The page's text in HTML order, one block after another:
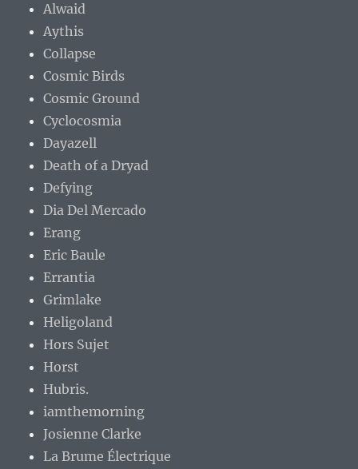
Alwaid
Aythis
Collapse
Cosmic Birds
Cosmic Ground
Cyclocosmia
Dayazell
Death of a Dryad
Defying
Dia Del Mercado
Erang
Eric Baule
Errantia
Grimlake
Heligoland
Hors Sujet
Horst
Hubris.
iamthemorning
Josienne Clarke
La Brume Électrique